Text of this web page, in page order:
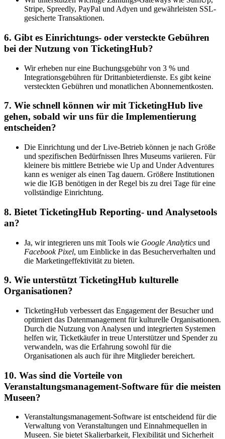
Stripe, Spreedly, PayPal und Adyen und gewährleisten SSL-
gesicherte Transaktionen.
6. Gibt es Einrichtungs- oder versteckte Gebühren
bei der Nutzung von TicketingHub?
Wir erheben nur eine Buchungsgebühr von 3 % und
Integrationsgebühren für Drittanbieterdienste. Es gibt keine
versteckten Gebühren und monatlichen Abonnementkosten.
7. Wie schnell können wir mit TicketingHub live
gehen, sobald wir uns für die Implementierung
entscheiden?
Die Einrichtung und der Live-Betrieb können je nach Größe
und spezifischen Bedürfnissen Ihres Museums variieren. Für
kleinere bis mittlere Betriebe wie Up and Under Adventures
kann es weniger als einen Tag dauern. Größere Institutionen
wie die IGB benötigen in der Regel bis zu drei Tage für eine
vollständige Einrichtung.
8. Bietet TicketingHub Reporting- und Analysetools
an?
Ja, wir integrieren uns mit Tools wie Google Analytics und
Facebook Pixel, um Einblicke in das Besucherverhalten und
die Marketingeffektivität zu bieten.
9. Wie unterstützt TicketingHub kulturelle
Organisationen?
TicketingHub verbessert das Engagement der Besucher und
optimiert das Datenmanagement für kulturelle Organisationen.
Durch die Nutzung von Analysen und integrierten Systemen
helfen wir, Ticketkäufer in treue Unterstützer und Spender zu
verwandeln, was die Erfahrung sowohl für die
Organisationen als auch für ihre Mitglieder bereichert.
10. Was sind die Vorteile von
Veranstaltungsmanagement-Software für die meisten
Museen?
Veranstaltungsmanagement-Software ist entscheidend für die
Verwaltung von Veranstaltungen und Einnahmequellen in
Museen. Sie bietet Skalierbarkeit, Flexibilität und Sicherheit